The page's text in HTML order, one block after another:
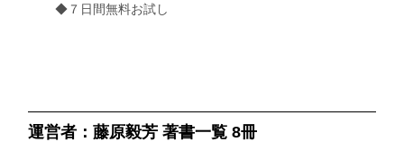
◆７日間無料お試し
運営者：藤原毅芳 著書一覧 8冊